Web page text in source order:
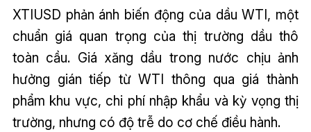
XTIUSD phản ánh biến động của dầu WTI, một
chuẩn giá quan trọng của thị trường dầu thô
toàn cầu. Giá xăng dầu trong nước chịu ảnh
hưởng gián tiếp từ WTI thông qua giá thành
phẩm khu vực, chi phí nhập khẩu và kỳ vọng thị
trường, nhưng có độ trễ do cơ chế điều hành.